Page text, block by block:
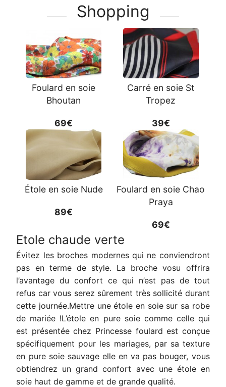
Shopping
Foulard en soie
Bhoutan
69€
Carré en soie St
Tropez
39€
Étole en soie Nude
89€
Foulard en soie Chao
Praya
69€
Etole chaude verte
Évitez les broches modernes qui ne conviendront
pas en terme de style. La broche vosu offrira
l’avantage du confort ce qui n’est pas de tout
refus car vous serez sûrement très sollicité durant
cette journée.Mettre une étole en soie sur sa robe
de mariée !L’étole en pure soie comme celle qui
est présentée chez Princesse foulard est conçue
spécifiquement pour les mariages, par sa texture
en pure soie sauvage elle en va pas bouger, vous
obtiendrez un grand confort avec une étole en
soie haut de gamme et de grande qualité.